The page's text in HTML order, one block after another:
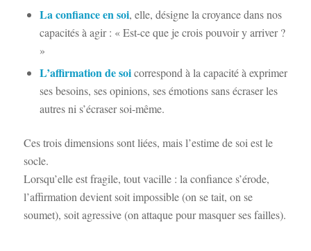
La confiance en soi, elle, désigne la croyance dans nos
capacités à agir : « Est-ce que je crois pouvoir y arriver ?
»
L’affirmation de soicorrespond à la capacité à exprimer
ses besoins, ses opinions, ses émotions sans écraser les
autres ni s’écraser soi-même.
Ces trois dimensions sont liées, mais l’estime de soi est le
socle.
Lorsqu’elle est fragile, tout vacille : la confiance s’érode,
l’affirmation devient soit impossible (on se tait, on se
soumet), soit agressive (on attaque pour masquer ses failles).